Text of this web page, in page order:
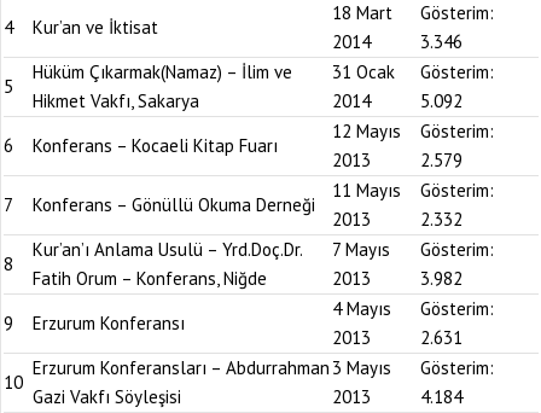
4
Kur’an ve İktisat
18 Mart
2014
Gösterim:
3.346
5
Hüküm Çıkarmak(Namaz) – İlim ve
Hikmet Vakfı, Sakarya
31 Ocak
2014
Gösterim:
5.092
6
Konferans – Kocaeli Kitap Fuarı
12 Mayıs
2013
Gösterim:
2.579
7
Konferans – Gönüllü Okuma Derneği
11 Mayıs
2013
Gösterim:
2.332
8
Kur’an’ı Anlama Usulü – Yrd.Doç.Dr.
Fatih Orum – Konferans, Niğde
7 Mayıs
2013
Gösterim:
3.982
9
Erzurum Konferansı
4 Mayıs
2013
Gösterim:
2.631
10
Erzurum Konferansları – Abdurrahman
Gazi Vakfı Söyleşisi
3 Mayıs
2013
Gösterim:
4.184